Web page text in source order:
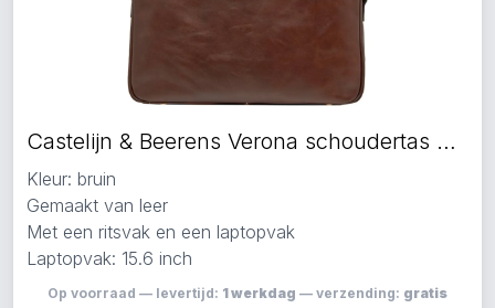
Castelijn & Beerens Verona schoudertas bruin
Kleur: bruin
Gemaakt van leer
Met een ritsvak en een laptopvak
Laptopvak: 15.6 inch
Op voorraad — levertijd: 1 werkdag — verzending: gratis